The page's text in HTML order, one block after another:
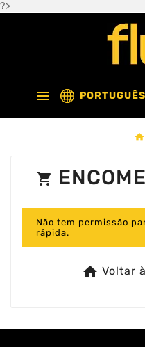
?>
 PORTUGUÊS
shopping_cart
Não tem permissão
rápida.
home Voltar